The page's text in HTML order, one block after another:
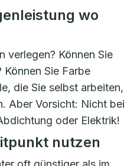
wo
verlegen? Können Sie
Sie Farbe
die Sie selbst arbeiten,
Aber Vorsicht: Nicht bei
oder Elektrik!
nutzen